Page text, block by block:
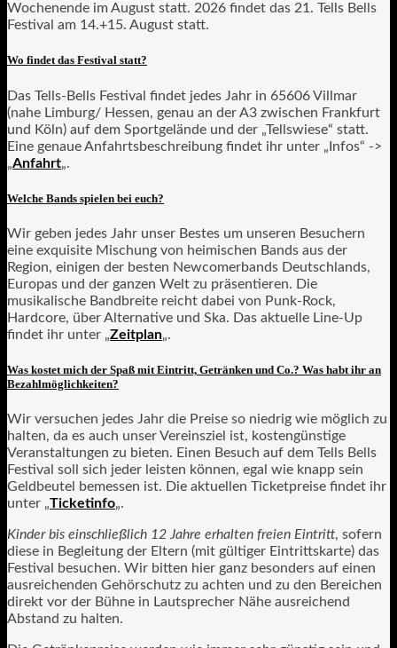
Wochenende im August statt. 2026 findet das 21. Tells Bells
Festival am 14.+15. August statt.
Wo findet das Festival statt?
Das Tells-Bells Festival findet jedes Jahr in 65606 Villmar
(nahe Limburg/ Hessen, genau an der A3 zwischen Frankfurt
und Köln) auf dem Sportgelände und der „Tellswiese“ statt.
Eine genaue Anfahrtsbeschreibung findet ihr unter „Infos“ ->
„Anfahrt„.
Welche Bands spielen bei euch?
Wir geben jedes Jahr unser Bestes um unseren Besuchern
eine exquisite Mischung von heimischen Bands aus der
Region, einigen der besten Newcomerbands Deutschlands,
Europas und der ganzen Welt zu präsentieren. Die
musikalische Bandbreite reicht dabei von Punk-Rock,
Hardcore, über Alternative und Ska. Das aktuelle Line-Up
findet ihr unter „Zeitplan„.
Was kostet mich der Spaß mit Eintritt, Getränken und Co.? Was habt ihr an
Bezahlmöglichkeiten?
Wir versuchen jedes Jahr die Preise so niedrig wie möglich zu
halten, da es auch unser Vereinsziel ist, kostengünstige
Veranstaltungen zu bieten. Einen Besuch auf dem Tells Bells
Festival soll sich jeder leisten können, egal wie knapp sein
Geldbeutel bemessen ist. Die aktuellen Ticketpreise findet ihr
unter „Ticketinfo„.
Kinder bis einschließlich 12 Jahre erhalten freien Eintritt, sofern
diese in Begleitung der Eltern (mit gültiger Eintrittskarte) das
Festival besuchen. Wir bitten hier ganz besonders auf einen
ausreichenden Gehörschutz zu achten und zu den Bereichen
direkt vor der Bühne in Lautsprecher Nähe ausreichend
Abstand zu halten.